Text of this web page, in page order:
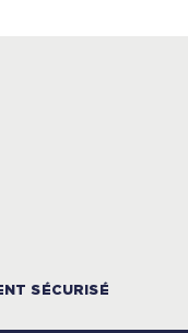
SÉCURISÉ